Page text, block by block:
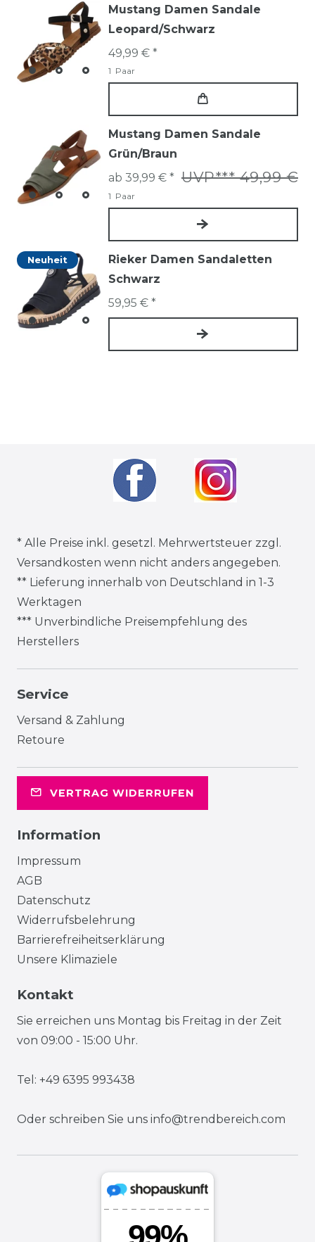
Mustang Damen Sandale
Leopard/Schwarz
49,99 € *
1 Paar
Mustang Damen Sandale
Grün/Braun
UVP*** 49,99 €
ab 39,99 € *
1 Paar
Neuheit
Rieker Damen Sandaletten
Schwarz
59,95 € *
* Alle Preise inkl. gesetzl. Mehrwertsteuer zzgl.
Versandkosten wenn nicht anders angegeben.
** Lieferung innerhalb von Deutschland in 1-3
Werktagen
*** Unverbindliche Preisempfehlung des
Herstellers
Service
Versand & Zahlung
Retoure
VERTRAG WIDERRUFEN
Information
Impressum
AGB
Datenschutz
Widerrufsbelehrung
Barrierefreiheitserklärung
Unsere Klimaziele
Kontakt
Sie erreichen uns Montag bis Freitag in der Zeit
von 09:00 - 15:00 Uhr.
Tel: +49 6395 993438
Oder schreiben Sie uns info@trendbereich.com